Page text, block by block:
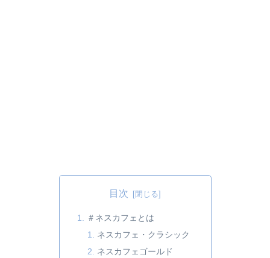
目次
＃ネスカフェとは
ネスカフェ・クラシック
ネスカフェゴールド